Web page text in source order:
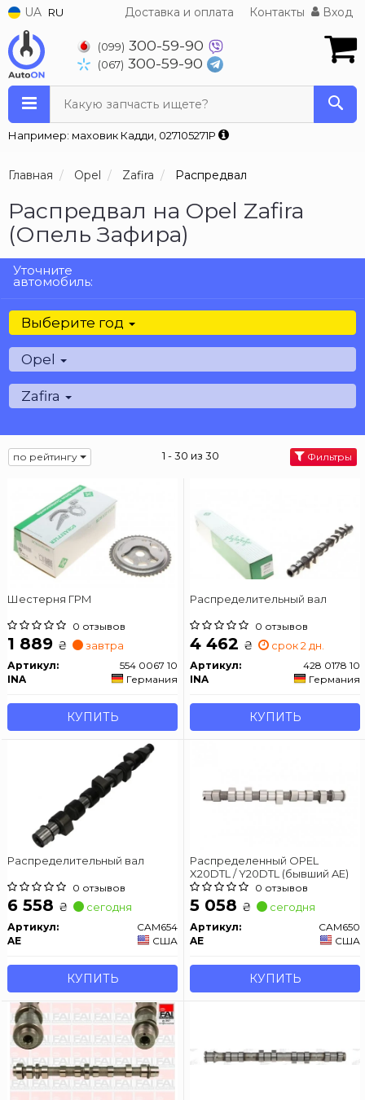
UA RU Доставка и оплата Контакты Вход
(099) 300-59-90
(067) 300-59-90
Какую запчасть ищете?
Например: маховик Кадди, 027105271P
Главная Opel Zafira Распредвал
Распредвал на Opel Zafira
(Опель Зафира)
Уточните
автомобиль:
Выберите год
Opel
Zafira
по рейтингу 1 - 30 из 30 Фильтры
Шестерня ГРМ
0 отзывов
1 889 ₴ завтра
Артикул:
554 0067 10
INA
Германия
КУПИТЬ
Распределительный вал
0 отзывов
4 462 ₴ срок 2 дн.
Артикул:
428 0178 10
INA
Германия
КУПИТЬ
Распределительный вал
0 отзывов
6 558 ₴ сегодня
Артикул:
CAM654
AE
США
КУПИТЬ
Распределенный OPEL
X20DTL / Y20DTL (бывший AE)
0 отзывов
5 058 ₴ сегодня
Артикул:
CAM650
AE
США
КУПИТЬ